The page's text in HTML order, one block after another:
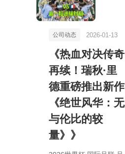
公司动态 2026-01-13
《热血对决传奇
再续！瑞秋·里
德重磅推出新作
《绝世风华：无
与伦比的较
量》》